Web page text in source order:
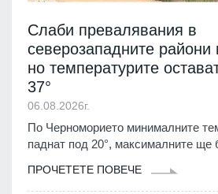
Слаби превалявания в
северозападните райони
но температурите
37°
06.08.2026г.
По Черноморието минималните
паднат под 20°, максималните ще
ПРОЧЕТЕТЕ ПОВЕЧЕ